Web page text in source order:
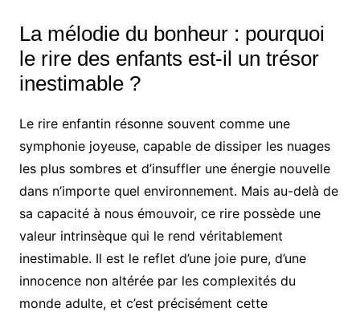
La mélodie du bonheur : pourquoi
le rire des enfants est-il un trésor
inestimable ?
Le rire enfantin résonne souvent comme une
symphonie joyeuse, capable de dissiper les nuages
les plus sombres et d’insuffler une énergie nouvelle
dans n’importe quel environnement. Mais au-delà de
sa capacité à nous émouvoir, ce rire possède une
valeur intrinsèque qui le rend véritablement
inestimable. Il est le reflet d’une joie pure, d’une
innocence non altérée par les complexités du
monde adulte, et c’est précisément cette